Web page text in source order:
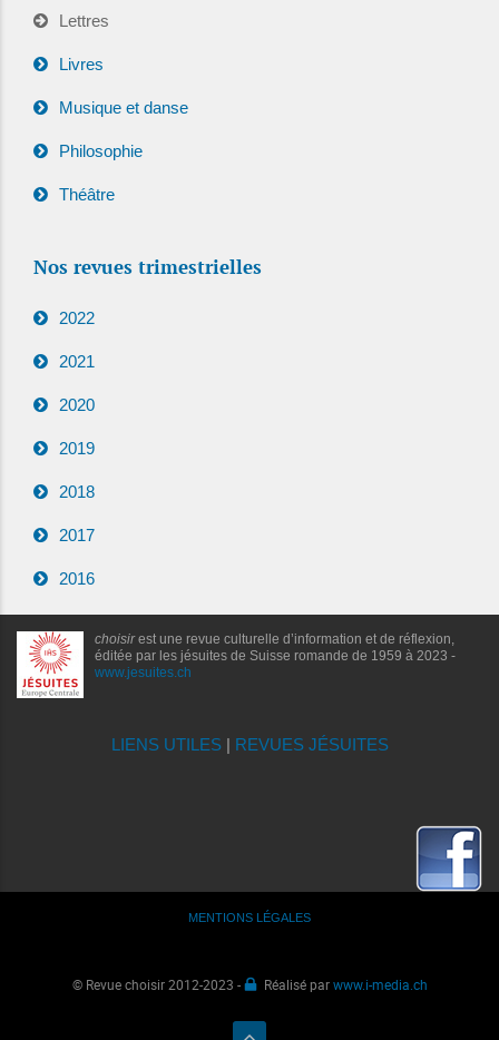
Lettres
Livres
Musique et danse
Philosophie
Théâtre
Nos revues trimestrielles
2022
2021
2020
2019
2018
2017
2016
choisirest une revue culturelle d’information et de réflexion,
éditée par les jésuites de Suisse romande de 1959 à 2023 -
www.jesuites.ch
LIENS UTILES| REVUES JÉSUITES
MENTIONS LÉGALES
© Revue choisir 2012-2023 - Réalisé parwww.i-media.ch